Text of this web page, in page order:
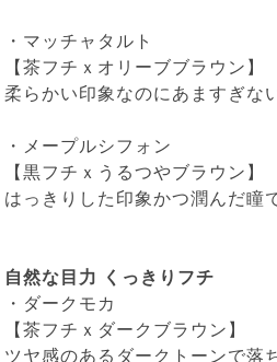
・ マッチャタルト
【茶フチｘオリーブブラウン】
柔らかい印象なのにあますぎな
・
メープルシフォン
【黒フチｘうるつやブラウン】
はっきりした印象かつ潤んだ瞳
自然な目力 くっきりフチ
・ ダークモカ
【茶フチｘダークブラウン】
ツヤ感のあるダークトーンで落